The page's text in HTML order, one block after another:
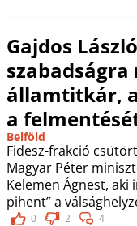
Gajdos
államtitkár,
a
Belföld
Fidesz-frakció
Magyar Péter
Kelemen Ágnest,
pihent” a
0 2 4